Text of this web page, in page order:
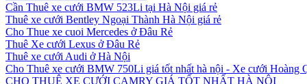
Cần Thuê xe cưới BMW 523Li tại Hà Nội giá rẻ
Thuê xe cưới Bentley Ngoại Thành Hà Nội giá rẻ
Cho Thue xe cuoi Mercedes ở Đâu Rẻ
Thuê Xe cưới Lexus ở Đâu Rẻ
Thuê xe cưới Audi ở Hà Nội
Cho Thuê xe cưới BMW 750Li giá tốt nhất hà nội - Xe cưới Hoàng
CHO THUÊ XE CƯỚI CAMRY GIÁ TỐT NHẤT HÀ NỘI